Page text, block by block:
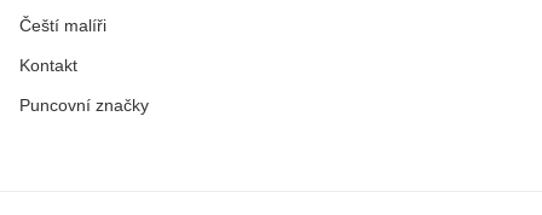
Čeští malíři
Kontakt
Puncovní značky